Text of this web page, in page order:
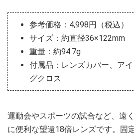
参考価格：4,998円（税込）
サイズ：約直径36×122mm
重量：約94.7g
付属品：レンズカバー、ア
グクロス
運動会やスポーツの試合など、遠
に便利な望遠18倍レンズです。固